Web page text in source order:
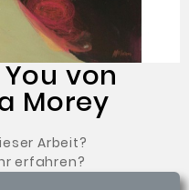
von
Morey
Arbeit?
erfahren?